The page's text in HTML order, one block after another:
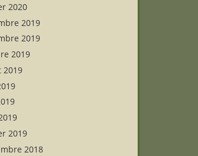
2020
2019
2019
2019
2019
2019
2018